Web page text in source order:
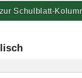
Schulblatt-